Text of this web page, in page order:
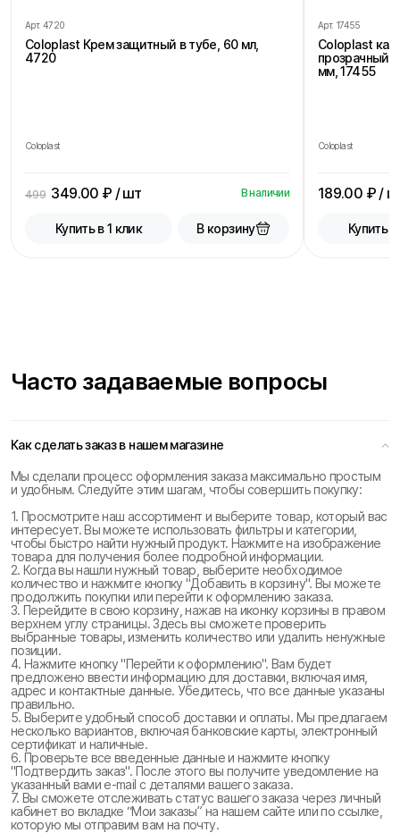
Арт. 4720
Coloplast Крем защитный в тубе, 60 мл,
4720
Coloplast
499 349.00 ₽ / шт В наличии
Купить в 1 клик В корзину
Арт. 17455
Coloplast
прозрачный,
мм, 17455
Coloplast
189.00 ₽ /
Купить в
Часто задаваемые вопросы
Как сделать заказ в нашем магазине
Мы сделали процесс оформления заказа максимально простым
и удобным. Следуйте этим шагам, чтобы совершить покупку:
1. Просмотрите наш ассортимент и выберите товар, который вас
интересует. Вы можете использовать фильтры и категории,
чтобы быстро найти нужный продукт. Нажмите на изображение
товара для получения более подробной информации.
2. Когда вы нашли нужный товар, выберите необходимое
количество и нажмите кнопку "Добавить в корзину". Вы можете
продолжить покупки или перейти к оформлению заказа.
3. Перейдите в свою корзину, нажав на иконку корзины в правом
верхнем углу страницы. Здесь вы сможете проверить
выбранные товары, изменить количество или удалить ненужные
позиции.
4. Нажмите кнопку "Перейти к оформлению". Вам будет
предложено ввести информацию для доставки, включая имя,
адрес и контактные данные. Убедитесь, что все данные указаны
правильно.
5. Выберите удобный способ доставки и оплаты. Мы предлагаем
несколько вариантов, включая банковские карты, электронный
сертификат и наличные.
6. Проверьте все введенные данные и нажмите кнопку
"Подтвердить заказ". После этого вы получите уведомление на
указанный вами e-mail с деталями вашего заказа.
7. Вы сможете отслеживать статус вашего заказа через личный
кабинет во вкладке “Мои заказы” на нашем сайте или по ссылке,
которую мы отправим вам на почту.